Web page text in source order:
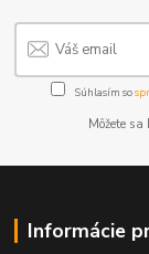
Súhlasím so
Môžete
Informácie